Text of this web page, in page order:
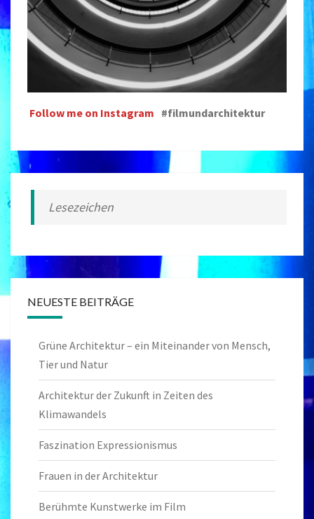
Follow me on Instagram #filmundarchitektur
Lesezeichen
NEUESTE BEITRÄGE
Grüne Architektur – ein Miteinander von Mensch,
Tier und Natur
Architektur der Zukunft in Zeiten des
Klimawandels
Faszination Expressionismus
Frauen in der Architektur
Berühmte Kunstwerke im Film